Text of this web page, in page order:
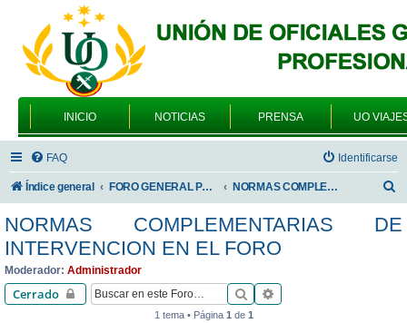
INICIO NOTICIAS PRENSA UO
FAQ Identificarse
Índice general FORO GENERAL PARA TODOS LOS USUARIOS NORMAS COMPLEMENTARIAS DE INTERVENCION EN EL FORO
s
NORMAS COMPLEMENTARIAS DE
INTERVENCION EN EL FORO
Moderador: Administrador
Cerrado Buscar
1 tema • Página 1de 1